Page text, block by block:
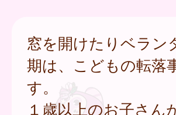
窓を開けたりベラン
期は、こどもの転落
す。
１歳以上のお子さん